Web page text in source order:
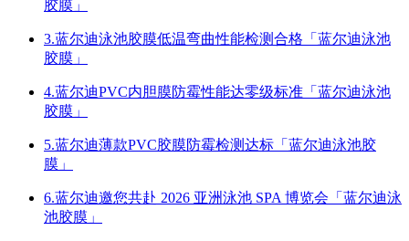
胶膜」
3.蓝尔迪泳池胶膜低温弯曲性能检测合格「蓝尔迪泳池
胶膜」
4.蓝尔迪PVC内胆膜防霉性能达零级标准「蓝尔迪泳池
胶膜」
5.蓝尔迪薄款PVC胶膜防霉检测达标「蓝尔迪泳池胶
膜」
6.蓝尔迪邀您共赴 2026 亚洲泳池 SPA 博览会「蓝尔迪泳
池胶膜」